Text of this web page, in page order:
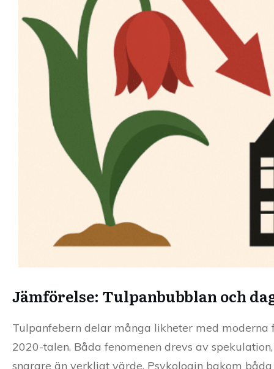
Jämförelse: Tulpanbubblan och
Tulpanfebern delar många likheter med
2020-talen. Båda fenomenen drevs av
snarare än verkligt värde. Psykologin bakom